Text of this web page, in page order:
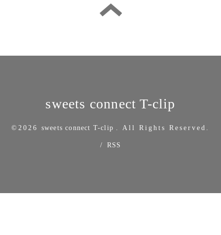
sweets connect T-clip
©2026 sweets connect T-clip . All Rights Reserved.
/ RSS